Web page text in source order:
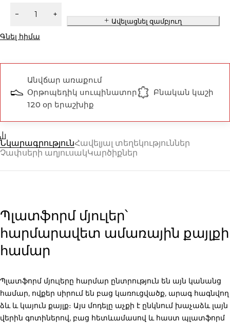
Ավելացնել զամբյուղ
Գնել հիմա
Անվճար առաքում
Օրթոպեդիկ սուպինատոր
Բնական կաշի
120 օր երաշխիք
ՆկարագրությունՀավելյալ տեղեկություններ
Չափսերի աղյուսակԿարծիքներ
Պլատֆորմ մյուլեր՝
հարմարավետ ամառային քայլքի
համար
Պլատֆորմ մյուլերը հարմար ընտրություն են այն կանանց
համար, ովքեր սիրում են բաց կառուցվածք, արագ հագնվող
ձև և կայուն քայլք։ Այս մոդելը աչքի է ընկնում խաչաձև լայն
վերին գոտիներով, բաց հետևամասով և հաստ պլատֆորմ